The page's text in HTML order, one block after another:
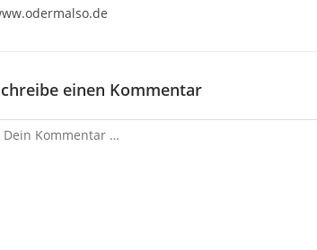
einen Kommentar